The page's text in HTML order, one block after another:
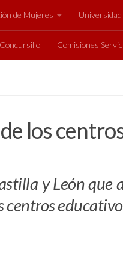
de Mujeres Universidad
Concursillo Comisiones
los
y León